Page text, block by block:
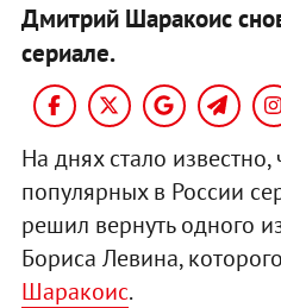
Дмитрий Шаракоис
сериале.
На днях стало
популярных в России
решил вернуть одного
Бориса Левина,
Шаракоис.